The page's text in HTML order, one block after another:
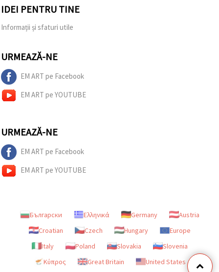
IDEI PENTRU TINE
Informații și sfaturi utile
URMEAZĂ-NE
EM ART pe Facebook
EM ART pe YOUTUBE
URMEAZĂ-NE
EM ART pe Facebook
EM ART pe YOUTUBE
Български Ελληνικά Germany
Austria
Croatian
Czech Hungary
Europe
Italy
Poland Slovakia
Slovenia
Κύπρος
Great Britain United States